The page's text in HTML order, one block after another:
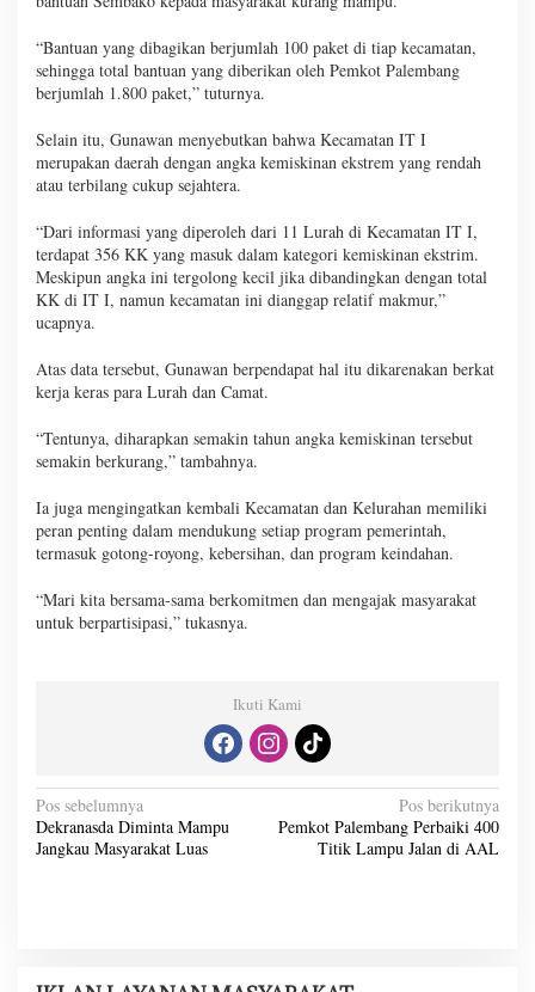
“Bantuan yang dibagikan berjumlah 100 paket di tiap kecamatan,
sehingga total bantuan yang diberikan oleh Pemkot Palembang
berjumlah 1.800 paket,” tuturnya.
Selain itu, Gunawan menyebutkan bahwa Kecamatan IT I
merupakan daerah dengan angka kemiskinan ekstrem yang rendah
atau terbilang cukup sejahtera.
“Dari informasi yang diperoleh dari 11 Lurah di Kecamatan IT I,
terdapat 356 KK yang masuk dalam kategori kemiskinan ekstrim.
Meskipun angka ini tergolong kecil jika dibandingkan dengan total
KK di IT I, namun kecamatan ini dianggap relatif makmur,”
ucapnya.
Atas data tersebut, Gunawan berpendapat hal itu dikarenakan berkat
kerja keras para Lurah dan Camat.
“Tentunya, diharapkan semakin tahun angka kemiskinan tersebut
semakin berkurang,” tambahnya.
Ia juga mengingatkan kembali Kecamatan dan Kelurahan memiliki
peran penting dalam mendukung setiap program pemerintah,
termasuk gotong-royong, kebersihan, dan program keindahan.
“Mari kita bersama-sama berkomitmen dan mengajak masyarakat
untuk berpartisipasi,” tukasnya.
Ikuti Kami
N
a
a
Pos sebelumnya
Dekranasda Diminta Mampu
Jangkau Masyarakat Luas
Pos berikutnya
Pemkot Palembang Perbaiki 400
Titik Lampu Jalan di AAL